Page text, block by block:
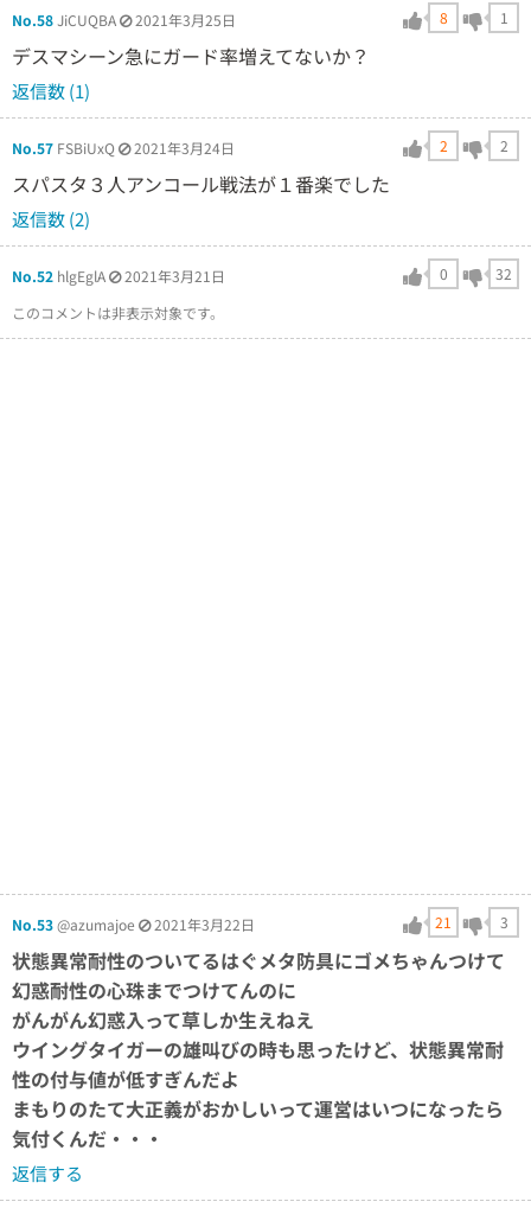
No.58JiCUQBA 2021年3月25日 8 1
デスマシーン急にガード率増えてないか？
返信数 (1)
No.57 FSBiUxQ 2021年3月24日 2 2
スパスタ３人アンコール戦法が１番楽でした
返信数 (2)
No.52 hlgEglA 2021年3月21日 0
32
このコメントは非表示対象です。
No.53@azumajoe 2021年3月22日 21 3
状態異常耐性のついてるはぐメタ防具にゴメちゃんつけて
幻惑耐性の心珠までつけてんのに
がんがん幻惑入って草しか生えねえ
ウイングタイガーの雄叫びの時も思ったけど、状態異常耐
性の付与値が低すぎんだよ
まもりのたて大正義がおかしいって運営はいつになったら
気付くんだ・・・
返信する